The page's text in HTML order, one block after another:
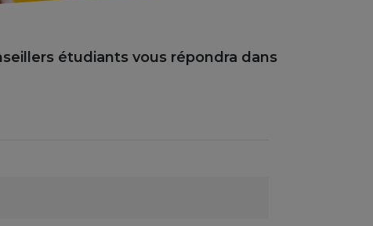
étudiants vous répondra dans